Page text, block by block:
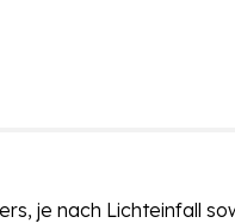
je nach Lichteinfall